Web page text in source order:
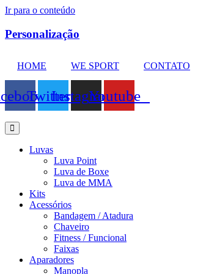
Ir para o conteúdo
Personalização
HOME WE SPORT CONTATO
TwitterInstagramYoutube
Luvas
Luva Point
Luva de Boxe
Luva de MMA
Kits
Acessórios
Bandagem / Atadura
Chaveiro
Fitness / Funcional
Faixas
Aparadores
Manopla